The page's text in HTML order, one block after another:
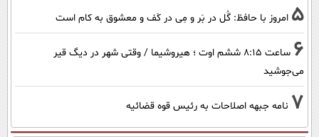
5 امروز با حافظ: گُل در بَر و مِی در کَف و معشوق به کام است
6
ساعت ۸:۱۵ ششم اوت ؛ هیروشیما / وقتی شهر در دیگ قیر
می‌جوشید
7 نامه جبهه اصلاحات به رئیس قوه قضائیه